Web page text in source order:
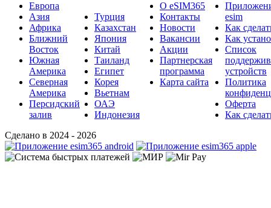
Европа
Азия
Африка
Ближний
Восток
Южная
Америка
Северная
Америка
Персидский
залив
Турция
Казахстан
Япония
Китай
Таиланд
Египет
Корея
Вьетнам
ОАЭ
Индонезия
О eSIM365
Контакты
Новости
Вакансии
Акции
Партнерская
программа
Карта сайта
esim
Как
Как
Список
устройств
Политика
Оферта
Как
Сделано в 2024 - 2026